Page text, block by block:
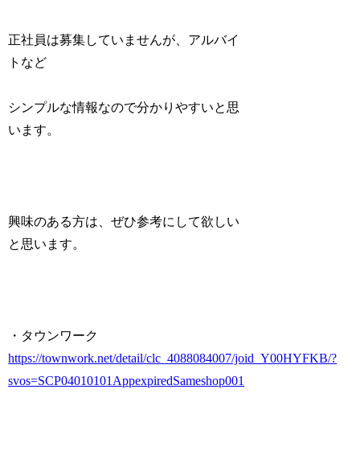
正社員は募集していませんが、アルバイ
トなど
シンプルな情報なので分かりやすいと思
います。
興味のある方は、ぜひ参考にして欲しい
と思います。
・タウンワーク
https://townwork.net/detail/clc_4088084007/joid_Y00HYFKB/?
svos=SCP04010101AppexpiredSameshop001